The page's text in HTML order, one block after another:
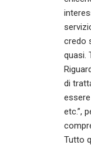
credo
quasi.
di
etc.”,
Tutto